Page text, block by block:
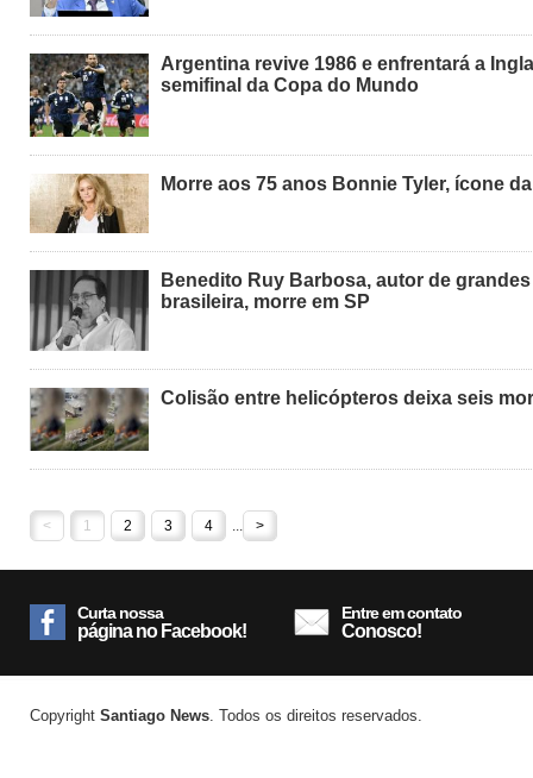
Argentina revive 1986 e enfrentará a
semifinal da Copa do Mundo
Morre aos 75 anos Bonnie Tyler, ícone
Benedito Ruy Barbosa, autor de
brasileira, morre em SP
Colisão entre helicópteros deixa seis
< 1 2 3 4 ... >
Curta nossa
página no Facebook!
Entre em contato
Conosco!
Copyright Santiago News. Todos os direitos reservados.